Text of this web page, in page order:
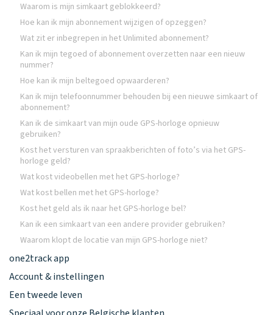
Waarom is mijn simkaart geblokkeerd?
Hoe kan ik mijn abonnement wijzigen of opzeggen?
Wat zit er inbegrepen in het Unlimited abonnement?
Kan ik mijn tegoed of abonnement overzetten naar een nieuw
nummer?
Hoe kan ik mijn beltegoed opwaarderen?
Kan ik mijn telefoonnummer behouden bij een nieuwe simkaart of
abonnement?
Kan ik de simkaart van mijn oude GPS-horloge opnieuw
gebruiken?
Kost het versturen van spraakberichten of foto’s via het GPS-
horloge geld?
Wat kost videobellen met het GPS-horloge?
Wat kost bellen met het GPS-horloge?
Kost het geld als ik naar het GPS-horloge bel?
Kan ik een simkaart van een andere provider gebruiken?
Waarom klopt de locatie van mijn GPS-horloge niet?
one2track app
Account & instellingen
Een tweede leven